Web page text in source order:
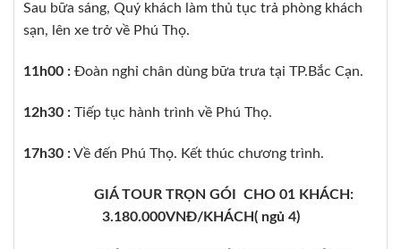
Sau bữa sáng, Quý khách làm thủ tục trả phòng khách
sạn, lên xe trở về Phú Thọ.
11h00 : Đoàn nghỉ chân dùng bữa trưa tại TP.Bắc Cạn.
12h30 : Tiếp tục hành trình về Phú Thọ.
17h30 :Về đến Phú Thọ. Kết thúc chương trình.
GIÁ TOUR TRỌN GÓI CHO 01 KHÁCH:
3.180.000VNĐ/KHÁCH( ngủ 4)